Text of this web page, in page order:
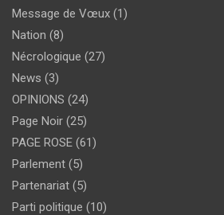
Message de Vœux (1)
Nation (8)
Nécrologique (27)
News (3)
OPINIONS (24)
Page Noir (25)
PAGE ROSE (61)
Parlement (5)
Partenariat (5)
Parti politique (10)